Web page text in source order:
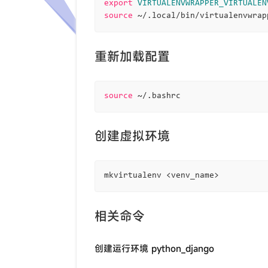
export
source
重新加载配置
source
创建虚拟环境
相关命令
创建运行环境 python_django